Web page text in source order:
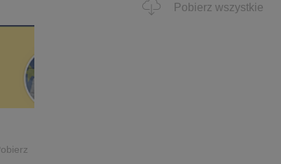
Pobierz wszystkie